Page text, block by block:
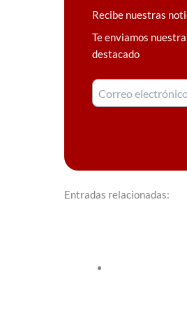
Recibe nuestras
Te enviamos
destacado
Entradas relacionadas: